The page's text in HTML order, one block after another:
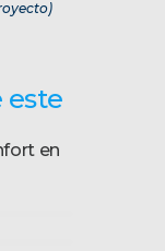
este
en